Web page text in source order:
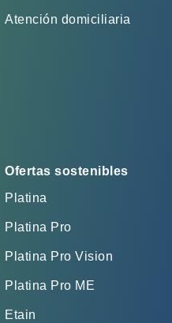
Atención domiciliaria
Ofertas sostenibles
Platina
Platina Pro
Platina Pro Vision
Platina Pro ME
Etain